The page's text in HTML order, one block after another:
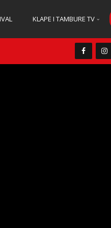
KLAPE I TAMBURE TV